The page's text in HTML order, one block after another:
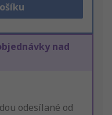
nad
odesílané od